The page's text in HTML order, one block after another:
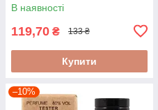
В наявності
119,70 ₴ 133 ₴
Купити
–10%